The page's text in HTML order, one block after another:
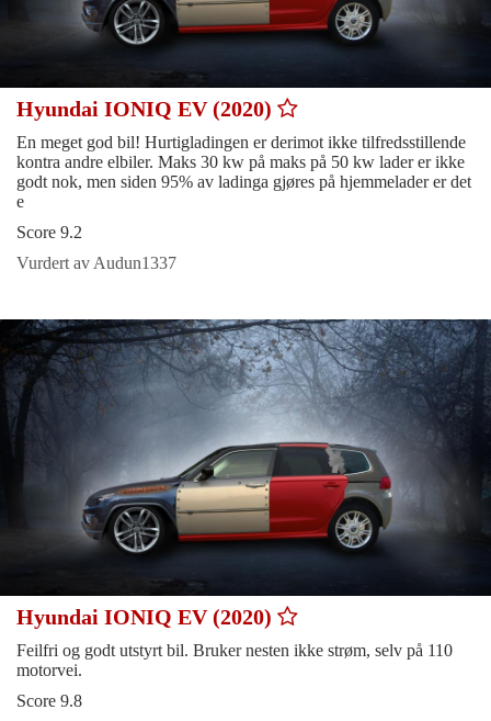
Hyundai IONIQ EV (2020)
En meget god bil! Hurtigladingen er derimot ikke tilfredsstillende
kontra andre elbiler. Maks 30 kw på maks på 50 kw lader er ikke
godt nok, men siden 95% av ladinga gjøres på hjemmelader er det
e
Score 9.2
Vurdert av Audun1337
Hyundai IONIQ EV (2020)
Feilfri og godt utstyrt bil. Bruker nesten ikke strøm, selv på 110
motorvei.
Score 9.8